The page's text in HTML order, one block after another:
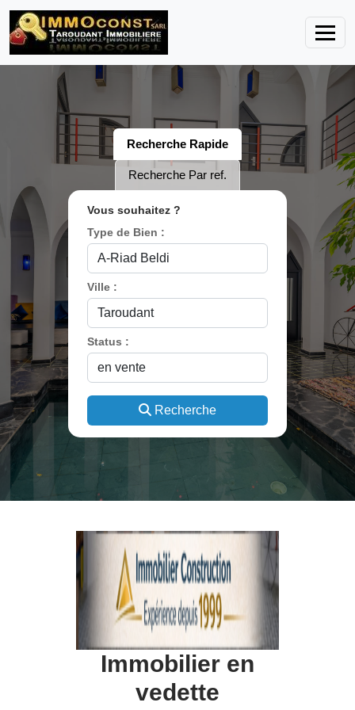
Recherche Rapide
Recherche Par ref.
Vous souhaitez ?
Type de Bien :
Ville :
Status :
Recherche
Immobilier en
vedette